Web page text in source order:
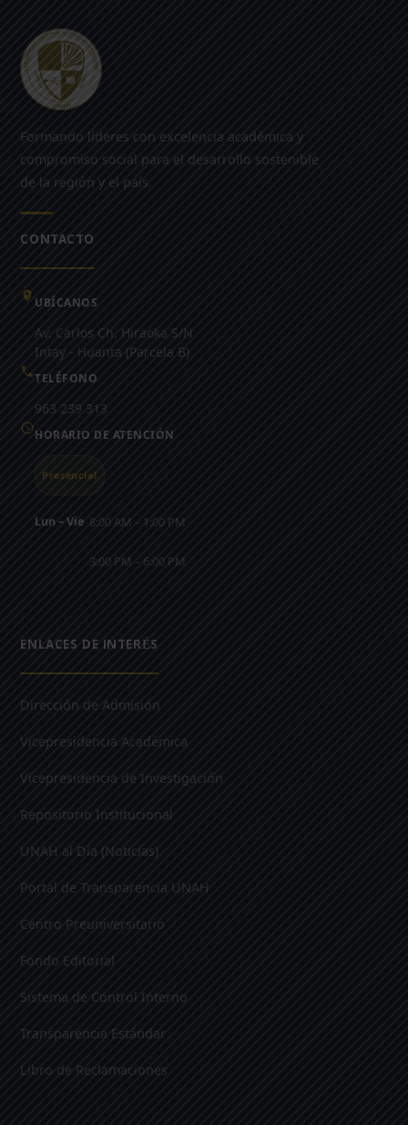
Formando líderes con excelencia académica y
compromiso social para el desarrollo sostenible
de la región y el país.
CONTACTO
UBÍCANOS
Av. Carlos Ch. Hiraoka S/N
Intay - Huanta (Parcela B)
TELÉFONO
963 239 313
HORARIO DE ATENCIÓN
Presencial
Lun – Vie 8:00 AM – 1:00 PM
3:00 PM – 6:00 PM
ENLACES DE INTERÉS
Dirección de Admisión
Vicepresidencia Académica
Vicepresidencia de Investigación
Repositorio Institucional
UNAH al Día (Noticias)
Portal de Transparencia UNAH
Centro Preuniversitario
Fondo Editorial
Sistema de Control Interno
Transparencia Estándar
Libro de Reclamaciones